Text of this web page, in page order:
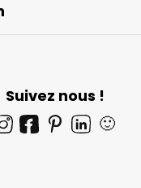
Suivez nous !
🙂